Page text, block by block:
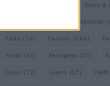
Dolce &
Editorial
Falke (36) Fashion (104)
Fendi (26) Ferragamo (27)
Gucci (72) Guess (17) H&M